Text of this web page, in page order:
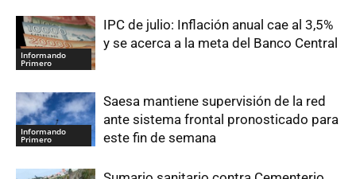
Informando
Primero
IPC de julio: Inflación anual cae al 3,5%
y se acerca a la meta del Banco Central
Informando
Primero
Saesa mantiene supervisión de la red
ante sistema frontal pronosticado para
este fin de semana